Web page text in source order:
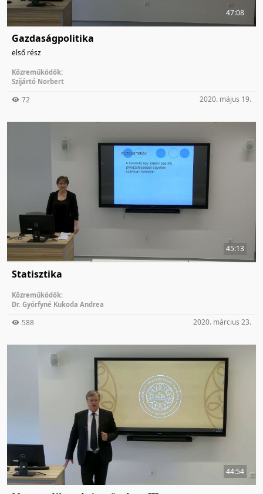
47:08
Gazdaságpolitika
első rész
Közreműködők:
Szijártó Norbert
72 2020. május 19.
45:13
Statisztika
Közreműködők:
Dr. Győrfyné Kukoda Andrea
588 2020. március 23.
44:54